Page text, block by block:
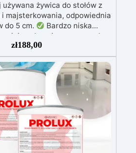
używana żywica do stołów z
majsterkowania, odpowiednia
do 5 cm.
Bardzo niska
bezpieczną pracę bez
Odporna na zarysowania i
filtrom UV i wysokiej jakości
Niska lepkość, eliminująca
i zapewniająca gładkie
Bezpieczna i nietoksyczna,
VOC, certyfikowana do
kontaktu ze skórą.
zł188,00